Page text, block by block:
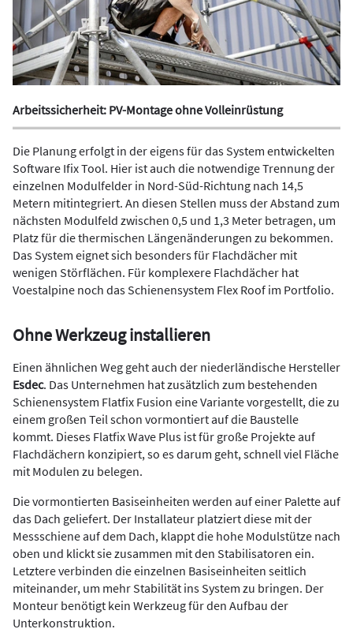
Arbeitssicherheit: PV-Montage ohne Volleinrüstung
Die Planung erfolgt in der eigens für das System entwickelten
Software Ifix Tool. Hier ist auch die notwendige Trennung der
einzelnen Modulfelder in Nord-Süd-Richtung nach 14,5
Metern mitintegriert. An diesen Stellen muss der Abstand zum
nächsten Modulfeld zwischen 0,5 und 1,3 Meter betragen, um
Platz für die thermischen Längenänderungen zu bekommen.
Das System eignet sich besonders für Flachdächer mit
wenigen Störflächen. Für komplexere Flachdächer hat
Voestalpine noch das Schienensystem Flex Roof im Portfolio.
Ohne Werkzeug installieren
Einen ähnlichen Weg geht auch der niederländische Hersteller
Esdec. Das Unternehmen hat zusätzlich zum bestehenden
Schienensystem Flatfix Fusion eine Variante vorgestellt, die zu
einem großen Teil schon vormontiert auf die Baustelle
kommt. Dieses Flatfix Wave Plus ist für große Projekte auf
Flachdächern konzipiert, so es darum geht, schnell viel Fläche
mit Modulen zu belegen.
Die vormontierten Basiseinheiten werden auf einer Palette auf
das Dach geliefert. Der Installateur platziert diese mit der
Messschiene auf dem Dach, klappt die hohe Modulstütze nach
oben und klickt sie zusammen mit den Stabilisatoren ein.
Letztere verbinden die einzelnen Basiseinheiten seitlich
miteinander, um mehr Stabilität ins System zu bringen. Der
Monteur benötigt kein Werkzeug für den Aufbau der
Unterkonstruktion.